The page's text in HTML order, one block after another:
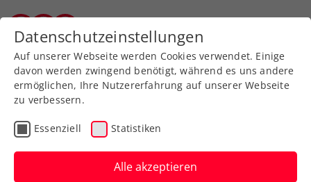
Zurück zur Newsübersicht
Turniere
Doppelsieg für Tiroler
Nachwuchstalente
Datenschutzeinstellungen
Auf unserer Webseite werden Cookies verwendet. Einige
davon werden zwingend benötigt, während es uns andere
ermöglichen, Ihre Nutzererfahrung auf unserer Webseite
zu verbessern.
Essenziell Statistiken
Alle akzeptieren